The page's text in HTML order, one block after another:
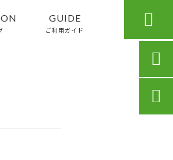
GUIDE
ご利用ガイド


